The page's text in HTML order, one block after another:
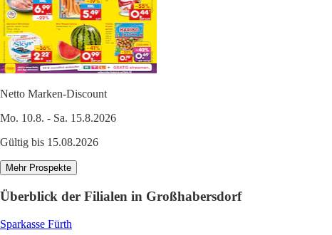
Netto Marken-Discount
Mo. 10.8. - Sa. 15.8.2026
Gültig bis 15.08.2026
Mehr Prospekte
Überblick der Filialen in Großhabersdorf
Sparkasse Fürth